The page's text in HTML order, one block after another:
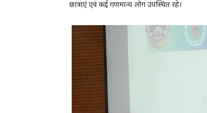
छात्राएं एवं कई गणमान्य लोग उपस्थित रहे।